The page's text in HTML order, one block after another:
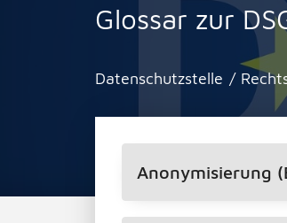
Glossar zur
Datenschutzstelle /
Anonymisierung